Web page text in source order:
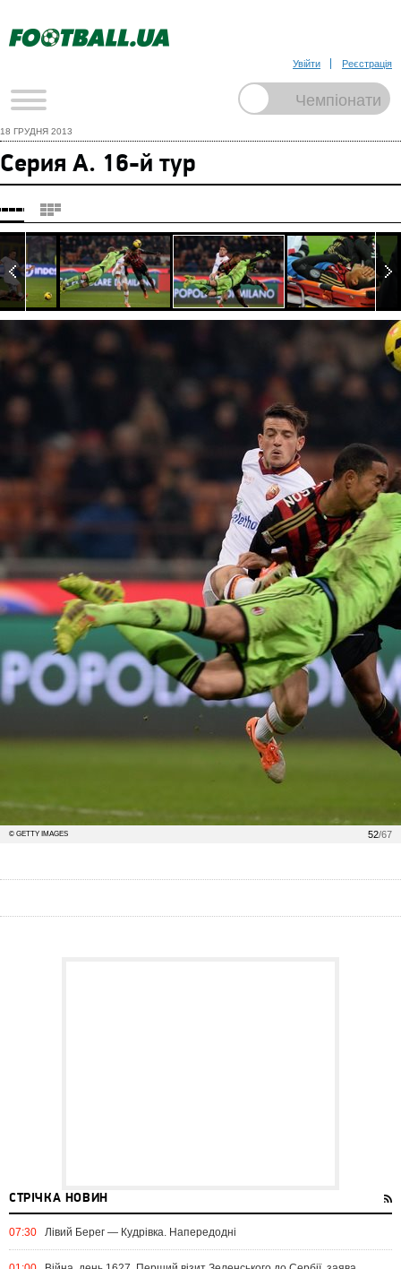
Увійти Реєстрація
18 ГРУДНЯ 2013
Серия А. 16-й тур
52/67
© GETTY IMAGES
СТРІЧКА НОВИН
07:30 Лівий Берег — Кудрівка. Напередодні